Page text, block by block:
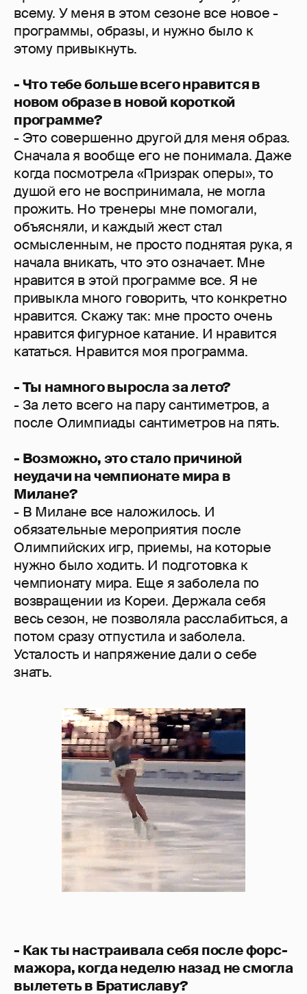
всему. У меня в этом сезоне все новое -
программы, образы, и нужно было к
этому привыкнуть.
- Что тебе больше всего нравится в
новом образе в новой короткой
программе?
- Это совершенно другой для меня образ.
Сначала я вообще его не понимала. Даже
когда посмотрела «Призрак оперы», то
душой его не воспринимала, не могла
прожить. Но тренеры мне помогали,
объясняли, и каждый жест стал
осмысленным, не просто поднятая рука, я
начала вникать, что это означает. Мне
нравится в этой программе все. Я не
привыкла много говорить, что конкретно
нравится. Скажу так: мне просто очень
нравится фигурное катание. И нравится
кататься. Нравится моя программа.
- Ты намного выросла за лето?
- За лето всего на пару сантиметров, а
после Олимпиады сантиметров на пять.
- Возможно, это стало причиной
неудачи на чемпионате мира в
Милане?
- В Милане все наложилось. И
обязательные мероприятия после
Олимпийских игр, приемы, на которые
нужно было ходить. И подготовка к
чемпионату мира. Еще я заболела по
возвращении из Кореи. Держала себя
весь сезон, не позволяла расслабиться, а
потом сразу отпустила и заболела.
Усталость и напряжение дали о себе
знать.
- Как ты настраивала себя после форс-
мажора, когда неделю назад не смогла
вылететь в Братиславу?